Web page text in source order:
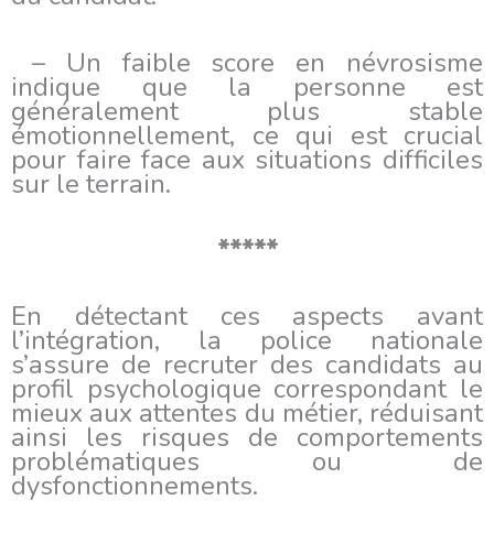
– Un faible score en névrosisme
indique que la personne est
généralement plus stable
émotionnellement, ce qui est crucial
pour faire face aux situations difficiles
sur le terrain.
*****
En détectant ces aspects avant
l’intégration, la police nationale
s’assure de recruter des candidats au
profil psychologique correspondant le
mieux aux attentes du métier, réduisant
ainsi les risques de comportements
problématiques ou de
dysfonctionnements.